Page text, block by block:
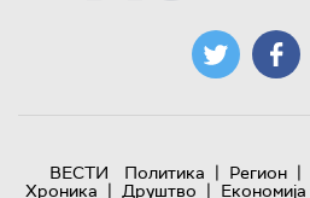
ВЕСТИ Политика | Регион |
Хроника | Друштво | Економија